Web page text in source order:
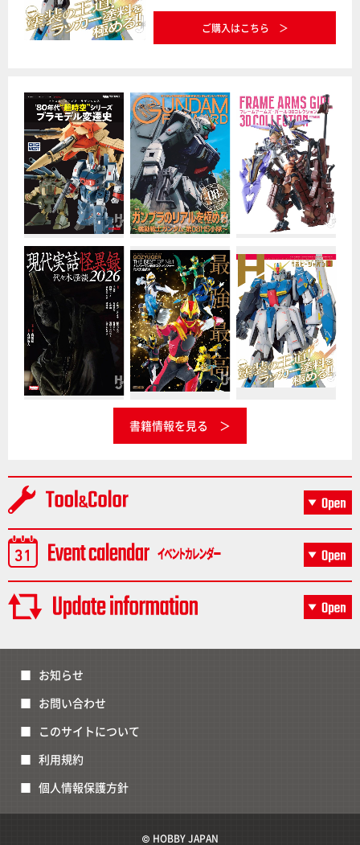
ご購入はこちら
書籍情報を見る
お知らせ
お問い合わせ
このサイトについて
利用規約
個人情報保護方針
© HOBBY JAPAN